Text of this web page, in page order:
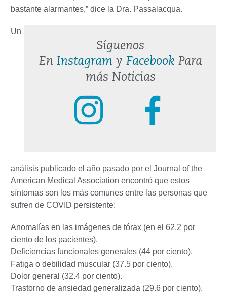
bastante alarmantes,” dice la Dra. Passalacqua.
Síguenos
En Instagram y Facebook Para
más Noticias
Un
análisis publicado el año pasado por el Journal of the
American Medical Association encontró que estos
síntomas son los más comunes entre las personas que
sufren de COVID persistente:
Anomalías en las imágenes de tórax (en el 62.2 por
ciento de los pacientes).
Deficiencias funcionales generales (44 por ciento).
Fatiga o debilidad muscular (37.5 por ciento).
Dolor general (32.4 por ciento).
Trastorno de ansiedad generalizada (29.6 por ciento).